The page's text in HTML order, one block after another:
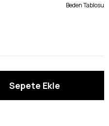
Beden Tablosu